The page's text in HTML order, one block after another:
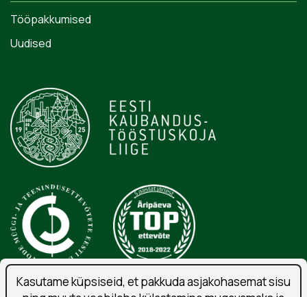
Tööpakkumised
Uudised
Kasutame küpsiseid, et pakkuda asjakohasemat sisu